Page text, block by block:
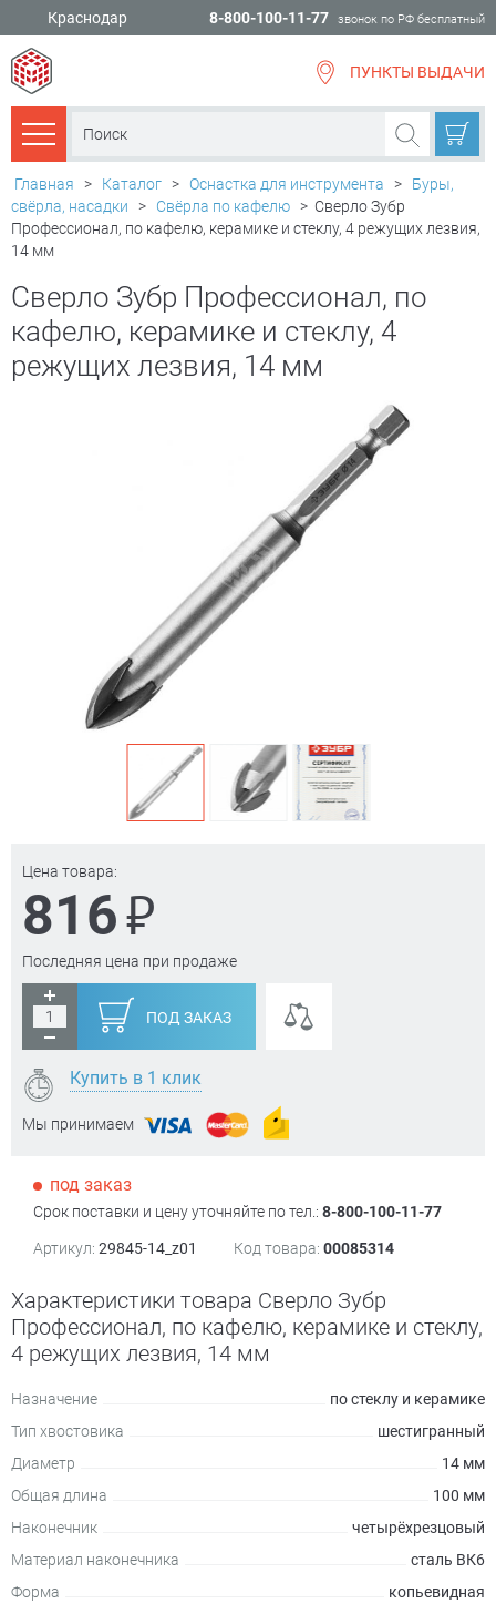
Краснодар 8-800-100-11-77 звонок по РФ бесплатный
ПУНКТЫ ВЫДАЧИ
Каталог товаров
Главная > Каталог > Оснастка для инструмента >
Буры,
свёрла, насадки
> Свёрла по кафелю > Сверло Зубр
Профессионал, по кафелю, керамике и стеклу, 4 режущих лезвия,
14 мм
Сверло Зубр Профессионал, по
кафелю, керамике и стеклу, 4
режущих лезвия, 14 мм
Цена товара:
816₽
Последняя цена при продаже
ПОД ЗАКАЗ
Купить в 1 клик
Мы принимаем
под заказ
Срок поставки и цену уточняйте по тел.: 8-800-100-11-77
Артикул: 29845-14_z01 Код товара: 00085314
Характеристики товара Сверло Зубр
Профессионал, по кафелю, керамике и стеклу,
4 режущих лезвия, 14 мм
Назначение
по стеклу и керамике
Тип хвостовика
шестигранный
Диаметр
14 мм
Общая длина
100 мм
Наконечник
четырёхрезцовый
Материал наконечника
сталь ВК6
Форма
копьевидная